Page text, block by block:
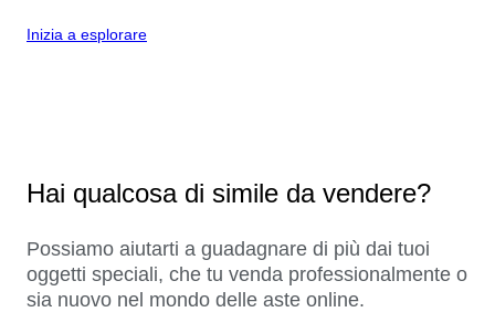
Inizia a esplorare
Hai qualcosa di simile da vendere?
Possiamo aiutarti a guadagnare di più dai tuoi
oggetti speciali, che tu venda professionalmente o
sia nuovo nel mondo delle aste online.